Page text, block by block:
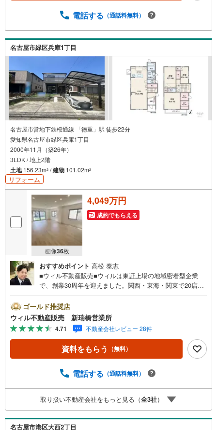
事前にご予約頂きましたら営業時間外でのご内覧もご対応
動産業者間で不動産情報が共有されているので、名古屋市
全域や、その他隣接エリアでもご内覧が可能です！ 【大曽
根営業所】○地下鉄名城線、JR中央線「大曽根」駅徒歩1分
○お子様が遊べるキッズスペースあり○定休日ございません
電話する （通話料無料）
名古屋市緑区兵庫1丁目
名古屋市営地下鉄桜通線 「徳重」駅 徒歩22分
愛知県名古屋市緑区兵庫1丁目
2000年11月（築26年）
3LDK / 地上2階
土地156.23m2 /建物 101.02m2
リフォーム
画像36枚
4,049万円
成約でもらえる
おすすめポイント 高松 泰志
■ウィル不動産販売■ウィルは東証上場の地域密着型企業
で、創業30周年を迎えました。関西・東海・関東で20店舗
です。新瑞橋駅から徒歩1分の店舗には、キッズスペースや
おむつ替えスペースを完備しており、お子様連れのお客様
も安心してご利用いただけます。●平日のお住まい探しの方
へ●弊社では平日にご内覧や契約を希望されるお客様のため
に、「平日会員制度」という割引プランをご用意していま
す。●お仕事で忙しい方へ●午前10時から午後7時まで、毎
間外でのご内覧にも対応いたします。また、オンライン内
弊社は定休日なく営業しており、当日のご内覧も承りま
す。弊社で掲載している物件以外にもご紹介可能ですの
で、一度ご相談ください。●その他の相談もプロが対応●物
件に関することはもちろん、住宅ローンなどの資金面やリ
ゴールド推奨店
ウィル不動産販売 新瑞橋営業所
4.71 不動産会社レビュー 28件
資料をもらう （無料）
電話する （通話料無料）
取り扱い不動産会社をもっと見る（全3社）
名古屋市港区大西2丁目